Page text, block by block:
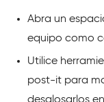
Abra un
equipo como
Utilice
post-it para